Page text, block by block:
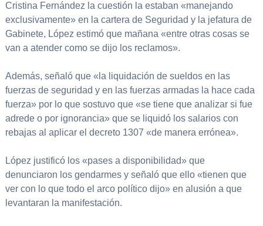
Cristina Fernández la cuestión la estaban «manejando
exclusivamente» en la cartera de Seguridad y la jefatura de
Gabinete, López estimó que mañana «entre otras cosas se
van a atender como se dijo los reclamos».
Además, señaló que «la liquidación de sueldos en las
fuerzas de seguridad y en las fuerzas armadas la hace cada
fuerza» por lo que sostuvo que «se tiene que analizar si fue
adrede o por ignorancia» que se liquidó los salarios con
rebajas al aplicar el decreto 1307 «de manera errónea».
López justificó los «pases a disponibilidad» que
denunciaron los gendarmes y señaló que ello «tienen que
ver con lo que todo el arco político dijo» en alusión a que
levantaran la manifestación.